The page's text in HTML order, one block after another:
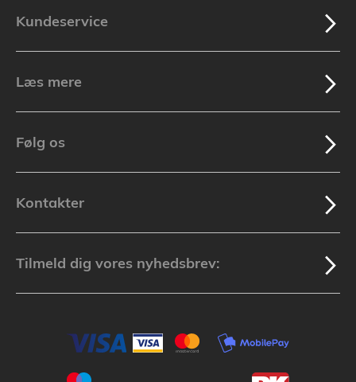
Kundeservice
Læs mere
Følg os
Kontakter
Tilmeld dig vores nyhedsbrev: